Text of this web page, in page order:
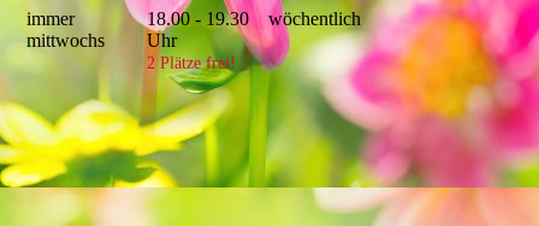
immer
mittwochs
18.00 - 19.30
Uhr
2 Plätze frei!
wöchentlich